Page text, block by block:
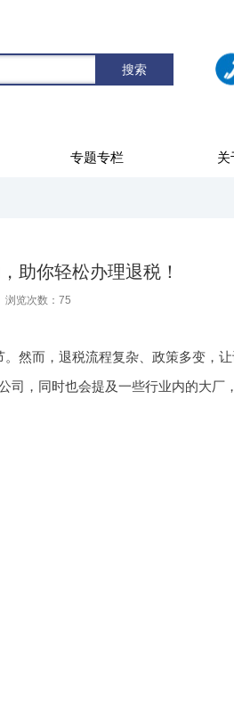
专题专栏 关
助你轻松办理退税！
览次数： 75
然而，退税流程复杂、政策多变，
，同时也会提及一些行业内的大厂